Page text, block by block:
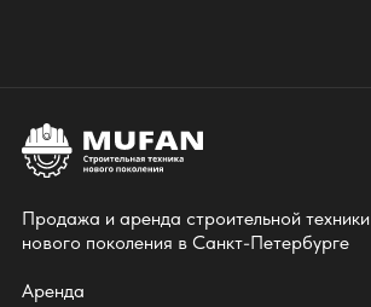
Продажа и аренда строительной техники
нового поколения в Санкт-Петербурге
Аренда